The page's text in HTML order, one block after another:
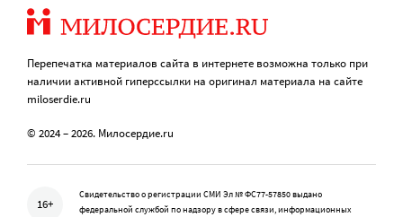
Перепечатка материалов сайта в интернете возможна только при
наличии активной гиперссылки на оригинал материала на сайте
miloserdie.ru
© 2024 – 2026. Милосердие.ru
16+
Свидетельство о регистрации СМИ Эл № ФС77-57850 выдано
федеральной службой по надзору в сфере связи, информационных